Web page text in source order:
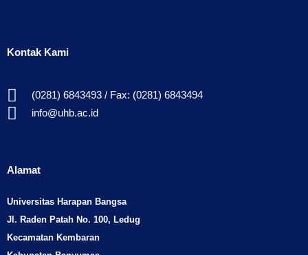
Kontak Kami
(0281) 6843493 / Fax: (0281) 6843494
info@uhb.ac.id
Alamat
Universitas Harapan Bangsa
Jl. Raden Patah No. 100, Ledug
Kecamatan Kembaran